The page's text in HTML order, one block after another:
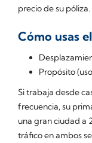
precio de su póliza.
Cómo usas
Propósito
Si trabaja desde
frecuencia, su
una gran ciudad a
tráfico en ambos